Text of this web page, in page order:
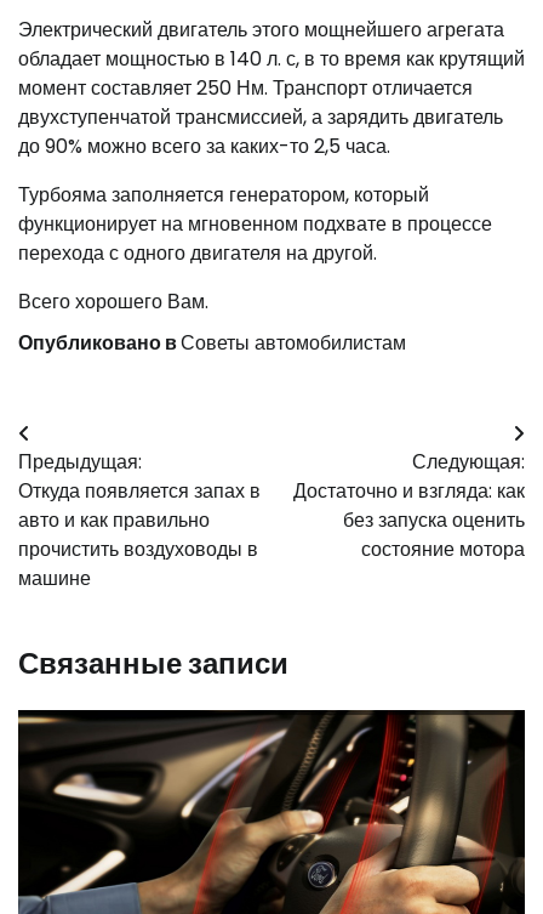
Электрический двигатель этого мощнейшего агрегата
обладает мощностью в 140 л. с, в то время как крутящий
момент составляет 250 Нм. Транспорт отличается
двухступенчатой трансмиссией, а зарядить двигатель
до 90% можно всего за каких-то 2,5 часа.
Турбояма заполняется генератором, который
функционирует на мгновенном подхвате в процессе
перехода с одного двигателя на другой.
Всего хорошего Вам.
Опубликовано вСоветы автомобилистам
Навигация
по
записям
Предыдущая:
Откуда появляется запах в
авто и как правильно
прочистить воздуховоды в
машине
Следующая:
Достаточно и взгляда: как
без запуска оценить
состояние мотора
Связанные записи